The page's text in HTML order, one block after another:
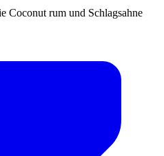
Coconut rum und Schlagsahne